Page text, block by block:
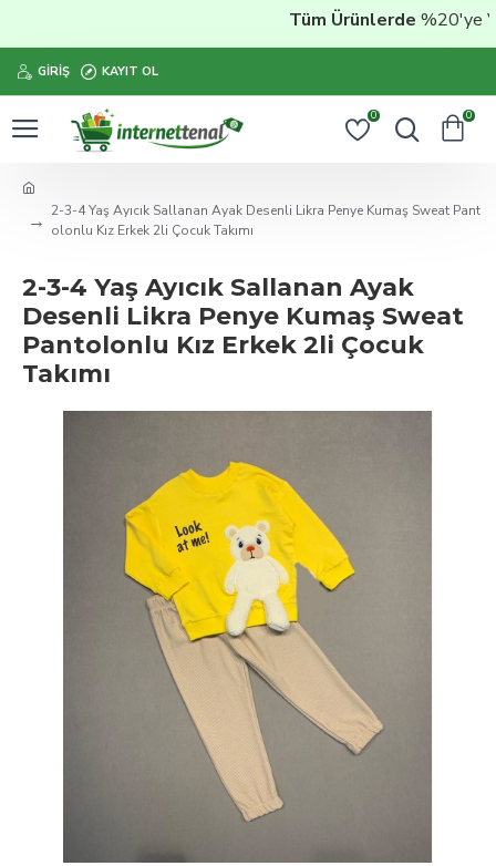
Tüm Ürünlerde%20'ye
GIRIŞ KAYIT OL
0 0
2-3-4 Yaş Ayıcık Sallanan Ayak Desenli Likra Penye Kumaş Sweat Pant
olonlu Kız Erkek 2li Çocuk Takımı
2-3-4 Yaş Ayıcık Sallanan Ayak
Desenli Likra Penye Kumaş Sweat
Pantolonlu Kız Erkek 2li Çocuk
Takımı